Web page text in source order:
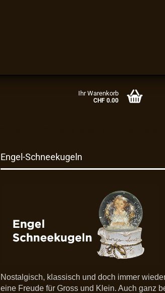
Ihr Warenkorb
CHF 0.00
Engel-Schneekugeln
Nostalgisch, klassisch und doch immer
eine Freude für Gross und Klein. Auch ganz